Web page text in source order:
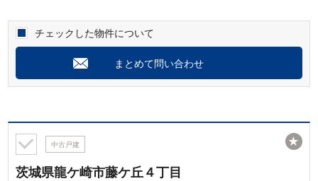
チェックした物件について
まとめて問い合わせ
中古戸建
茨城県龍ケ崎市藤ケ丘４丁目
★